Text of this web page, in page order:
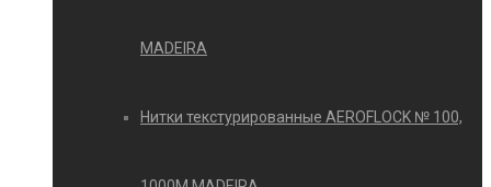
MADEIRA
Нитки текстурированные AEROFLOCK № 100,